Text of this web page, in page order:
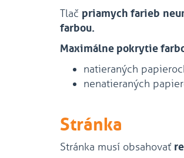
Tlač priamych farieb
farbou.
Maximálne pokrytie
natieraných
nenatieraných
Stránka
Stránka musí obsahovať